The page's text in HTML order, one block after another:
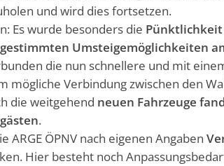
und wird dies fortsetzen.
Es wurde besonders die
Umsteigemöglichkeiten
die nun schnellere und mit
mögliche Verbindung zwischen den
die weitgehend neuen Fahrzeuge
.
ARGE ÖPNV nach eigenen Angaben
Hier besteht noch